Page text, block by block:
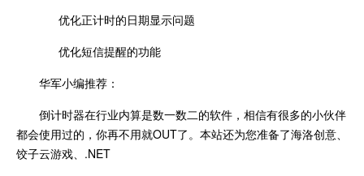
优化正计时的日期显示问题
优化短信提醒的功能
华军小编推荐：
倒计时器在行业内算是数一数二的软件，相信有很多的小伙伴
都会使用过的，你再不用就OUT了。本站还为您准备了海洛创意、
饺子云游戏、.NET